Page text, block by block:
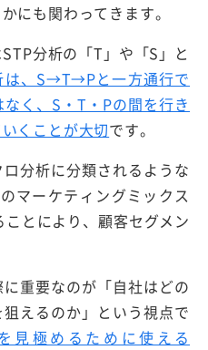
にも関わってきます。
分析の「T」や「S」と
は、S→T→Pと一方通行で
く、S・T・Pの間を行き
くことが大切です。
分析に分類されるような
マーケティングミックス
ことにより、顧客セグメン
重要なのが「自社はどの
えるのか」という視点で
見極めるために使える